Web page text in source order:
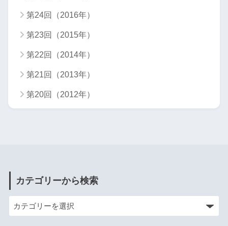
第24回（2016年）
第23回（2015年）
第22回（2014年）
第21回（2013年）
第20回（2012年）
カテゴリーから検索